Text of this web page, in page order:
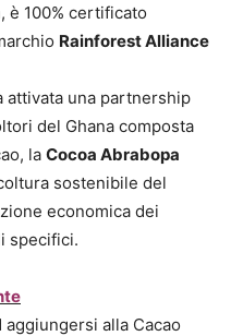
, è 100% certificato
Rainforest Alliance
attivata una partnership
del Ghana composta
la Cocoa Abrabopa
sostenibile del
economica dei
specifici.
aggiungersi alla Cacao